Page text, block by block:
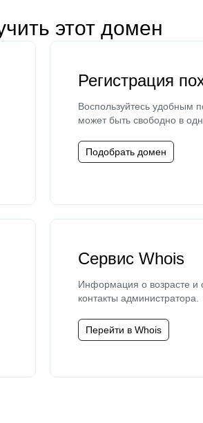
этот домен
Регистрация
Воспользуйтесь удобным
может быть свободно в
Подобрать домен
Сервис Whois
Информация о возрасте и
контакты администратора.
Перейти в Whois